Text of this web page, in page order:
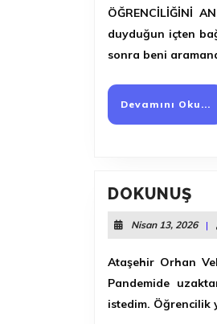
ÖĞRENCİLİĞİNİ
duyduğun içten
sonra beni
Devamını Oku...
DOKUNUŞ
Nisan 13, 2026
13,
|
Ataşehir Orhan
Pandemide
istedim. Öğrencilik